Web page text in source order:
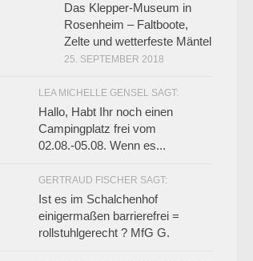
Das Klepper-Museum in
Rosenheim – Faltboote,
Zelte und wetterfeste Mäntel
25. SEPTEMBER 2018
LEA MICHELLE GENSEL SAGT:
Hallo, Habt Ihr noch einen
Campingplatz frei vom
02.08.-05.08. Wenn es...
GERTRAUD FISCHER SAGT:
Ist es im Schalchenhof
einigermaßen barrierefrei =
rollstuhlgerecht ? MfG G.